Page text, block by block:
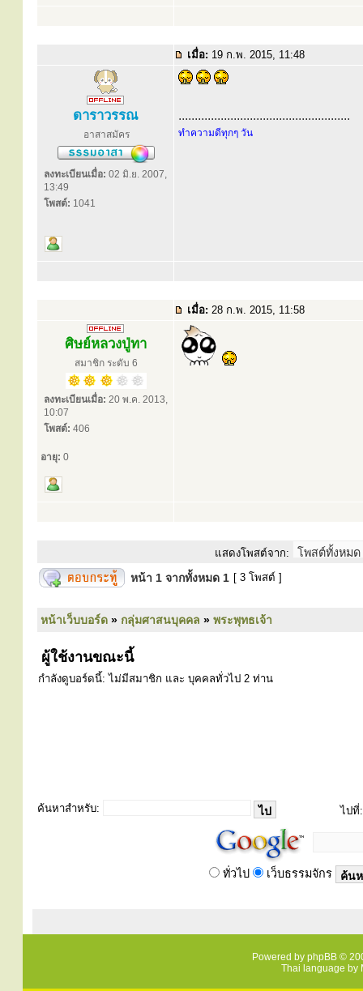
เมื่อ: 19 ก.พ. 2015, 11:48
ดาราวรรณ
อาสาสมัคร
ลงทะเบียนเมื่อ: 02 มิ.ย. 2007,
13:49
โพสต์: 1041
.....................................................
ทำความดีทุกๆ วัน
เมื่อ: 28 ก.พ. 2015, 11:58
ศิษย์หลวงปู่ทา
สมาชิก ระดับ 6
ลงทะเบียนเมื่อ: 20 พ.ค. 2013,
10:07
โพสต์: 406
อายุ: 0
แสดงโพสต์จาก:
หน้า 1 จากทั้งหมด 1 [ 3 โพสต์ ]
หน้าเว็บบอร์ด » กลุ่มศาสนบุคคล » พระพุทธเจ้า
ผู้ใช้งานขณะนี้
กำลังดูบอร์ดนี้: ไม่มีสมาชิก และ บุคคลทั่วไป 2 ท่าน
ค้นหาสำหรับ: ไปที่:
ทั่วไป เว็บธรรมจักร
Powered by phpBB ©
Thai language by